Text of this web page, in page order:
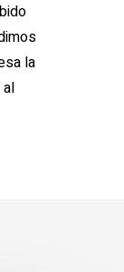
la